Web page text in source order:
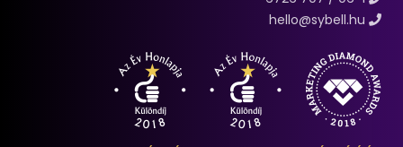
hello@sybell.hu